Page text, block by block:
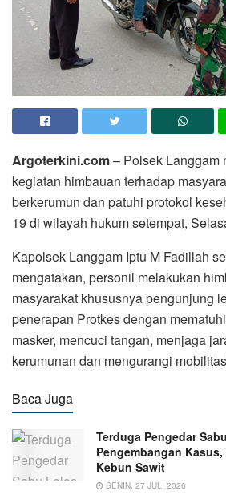
Argoterkini.com– Polsek Langgam
kegiatan himbauan terhadap
berkerumun dan patuhi protokol
19 di wilayah hukum setempat,
Kapolsek Langgam Iptu M Fadillah
mengatakan, personil melakukan
masyarakat khususnya pengunjung
penerapan Protkes dengan
masker, mencuci tangan, menjaga
kerumunan dan mengurangi
Baca Juga
Terduga Pengedar
Pengembangan
Kebun Sawit
SENIN, 27 JULI 2026